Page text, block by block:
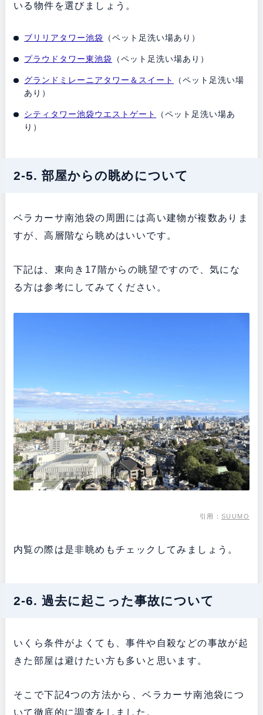
いる物件を選びましょう。
ブリリアタワー池袋 （ペット足洗い場あり）
プラウドタワー東池袋 （ペット足洗い場あり）
グランドミレーニアタワー＆スイート
（ペット足洗い場
あり）
シティタワー池袋ウエストゲート
（ペット足洗い場あ
り）
2-5. 部屋からの眺めについて
ベラカーサ南池袋の周囲には高い建物が複数ありま
すが、高層階なら眺めはいいです。
下記は、東向き17階からの眺望ですので、気にな
る方は参考にしてみてください。
引用：SUUMO
内覧の際は是非眺めもチェックしてみましょう。
2-6. 過去に起こった事故について
いくら条件がよくても、事件や自殺などの事故が起
きた部屋は避けたい方も多いと思います。
そこで下記4つの方法から、ベラカーサ南池袋につ
いて徹底的に調査をしました。